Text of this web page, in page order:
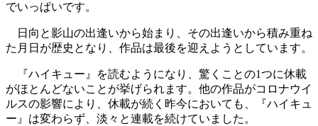
でいっぱいです。
日向と影山の出逢いから始まり、その出逢いから積み重ね
た月日が歴史となり、作品は最後を迎えようとしています。
『ハイキュー』を読むようになり、驚くことの1つに休載
がほとんどないことが挙げられます。他の作品がコロナウイ
ルスの影響により、休載が続く昨今においても、『ハイキュ
ー』は変わらず、淡々と連載を続けていました。